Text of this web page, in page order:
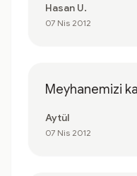
Hasan U.
07 Nis 2012
Meyhanemizi
Aytül
07 Nis 2012